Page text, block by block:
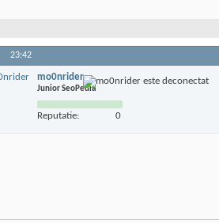
23:42
mo0nrider
Junior SeoPedia
Reputatie: 0